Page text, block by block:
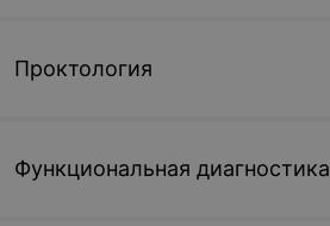
Проктология
Функциональная диагностика